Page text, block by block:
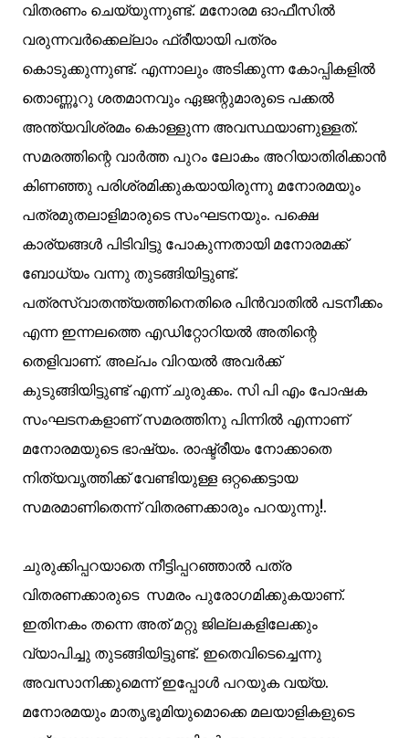
വിതരണം ചെയ്യുന്നുണ്ട്. മനോരമ ഓഫീസില്‍
വരുന്നവര്‍ക്കെല്ലാം ഫ്രീയായി പത്രം
കൊടുക്കുന്നുണ്ട്. എന്നാലും അടിക്കുന്ന കോപ്പികളില്‍
തൊണ്ണൂറു ശതമാനവും ഏജന്റുമാരുടെ പക്കല്‍
അന്ത്യവിശ്രമം കൊള്ളുന്ന അവസ്ഥയാണുള്ളത്.
സമരത്തിന്റെ വാര്‍ത്ത പുറം ലോകം അറിയാതിരിക്കാന്‍
കിണഞ്ഞു പരിശ്രമിക്കുകയായിരുന്നു മനോരമയും
പത്രമുതലാളിമാരുടെ സംഘടനയും. പക്ഷെ
കാര്യങ്ങള്‍ പിടിവിട്ടു പോകുന്നതായി മനോരമക്ക്
ബോധ്യം വന്നു തുടങ്ങിയിട്ടുണ്ട്.
പത്രസ്വാതന്ത്യത്തിനെതിരെ പിന്‍വാതില്‍ പടനീക്കം
എന്ന ഇന്നലത്തെ എഡിറ്റോറിയല്‍ അതിന്റെ
തെളിവാണ്. അല്പം വിറയല്‍ അവര്‍ക്ക്
കുടുങ്ങിയിട്ടുണ്ട് എന്ന് ചുരുക്കം. സി പി എം പോഷക
സംഘടനകളാണ് സമരത്തിനു പിന്നില്‍ എന്നാണ്
മനോരമയുടെ ഭാഷ്യം. രാഷ്ട്രീയം നോക്കാതെ
നിത്യവൃത്തിക്ക് വേണ്ടിയുള്ള ഒറ്റക്കെട്ടായ
സമരമാണിതെന്ന് വിതരണക്കാരും പറയുന്നു!.
ചുരുക്കിപ്പറയാതെ നീട്ടിപ്പറഞ്ഞാല്‍ പത്ര
വിതരണക്കാരുടെ സമരം പുരോഗമിക്കുകയാണ്.
ഇതിനകം തന്നെ അത് മറ്റു ജില്ലകളിലേക്കും
വ്യാപിച്ചു തുടങ്ങിയിട്ടുണ്ട്. ഇതെവിടെച്ചെന്നു
അവസാനിക്കുമെന്ന് ഇപ്പോള്‍ പറയുക വയ്യ.
മനോരമയും മാതൃഭൂമിയുമൊക്കെ മലയാളികളുടെ